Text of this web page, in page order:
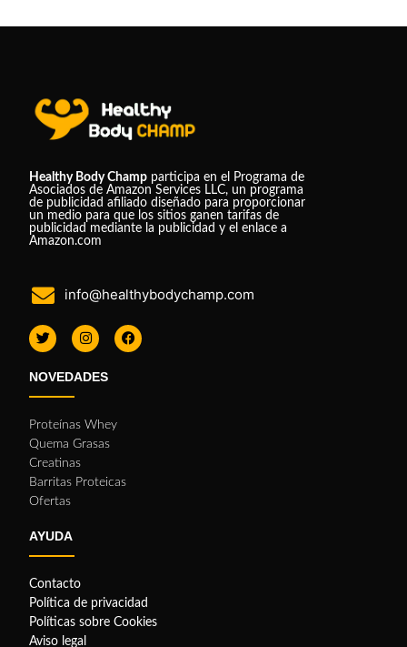
Healthy Body Champ participa en el Programa de
Asociados de Amazon Services LLC, un programa
de publicidad afiliado diseñado para proporcionar
un medio para que los sitios ganen tarifas de
publicidad mediante la publicidad y el enlace a
Amazon.com
info@healthybodychamp.com
NOVEDADES
Proteínas Whey
Quema Grasas
Creatinas
Barritas Proteicas
Ofertas
AYUDA
Contacto
Política de privacidad
Políticas sobre Cookies
Aviso legal